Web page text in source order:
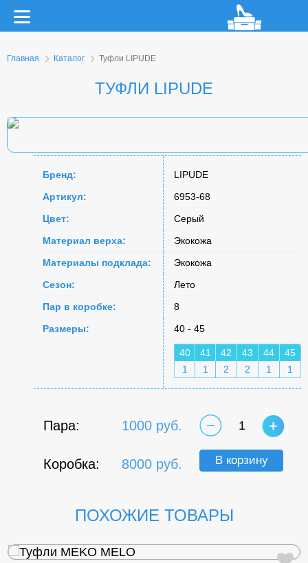
Главная Каталог Туфли LIPUDE
ТУФЛИ LIPUDE
Бренд:
LIPUDE
Артикул:
6953-68
Цвет:
Серый
Материал верха:
Экокожа
Материалы подклада:
Экокожа
Сезон:
Лето
Пар в коробке:
8
Размеры:
40 - 45
40 41 42 43 44
45
1
1 2 2 1 1
Пара: 1000 руб.
Коробка: 8000 руб.
1
В корзину
ПОХОЖИЕ ТОВАРЫ